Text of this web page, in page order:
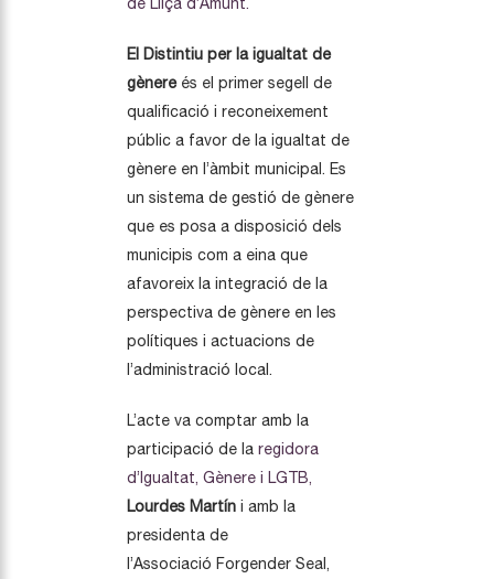
El Distintiu per la igualtat de
gènereés el primer segell de
qualificació i reconeixement
públic a favor de la igualtat de
gènere en l’àmbit municipal. Es
un sistema de gestió de gènere
que es posa a disposició dels
municipis com a eina que
afavoreix la integració de la
perspectiva de gènere en les
polítiques i actuacions de
l’administració local.
L’acte va comptar amb la
participació de la regidora
d’Igualtat, Gènere i LGTB,
Lourdes Martín i amb la
presidenta de
l’Associació Forgender Seal ,